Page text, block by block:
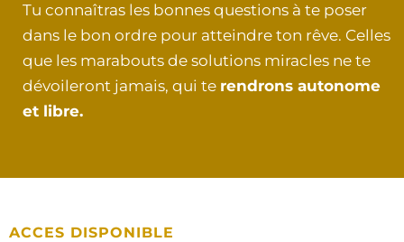
Tu connaîtras les bonnes questions à te poser
dans le bon ordre pour atteindre ton rêve. Celles
que les marabouts de solutions miracles ne te
dévoileront jamais, qui te rendrons autonome
et libre.
ACCES DISPONIBLE